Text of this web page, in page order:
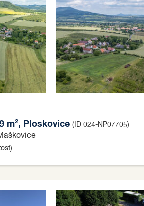
m², Ploskovice (ID 024-NP07705)